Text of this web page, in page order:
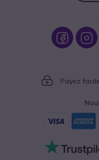
Icon
Icon
Payez